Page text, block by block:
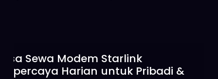
Sewa Starlink Tanpa DP untuk
Koneksi Internet Cepat